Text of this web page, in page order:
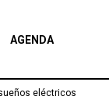
AGENDA
eléctricos